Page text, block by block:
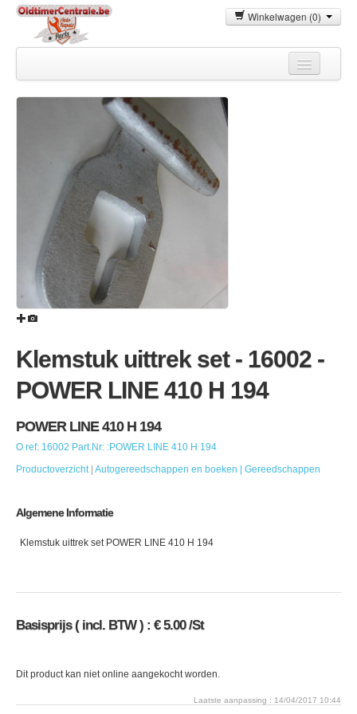
Winkelwagen (0)
Autoonderdelen
Oldtimers
Verhuur
Uw wagen verkopen
Contacteer ons
Over ons
Klemstuk uittrek set - 16002 -
POWER LINE 410 H 194
POWER LINE 410 H 194
O ref: 16002 Part.Nr: :POWER LINE 410 H 194
Productoverzicht| Autogereedschappen en boeken | Gereedschappen
Algemene Informatie
Klemstuk uittrek set POWER LINE 410 H 194
Basisprijs ( incl. BTW ) : € 5.00 /St
Dit product kan niet online aangekocht worden.
Laatste aanpassing : 14/04/2017 10:44